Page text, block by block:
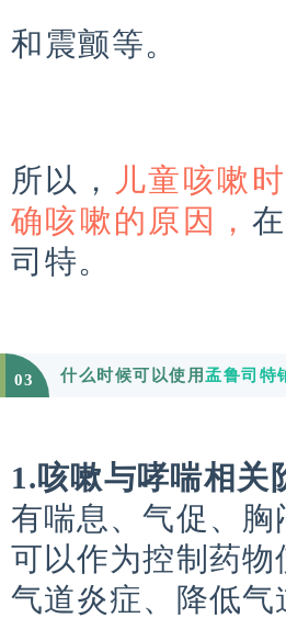
和震颤等。
所以，
儿童咳嗽
确咳嗽的原因，
司特。
03 什么时候可以使用孟鲁司特
1.咳嗽与哮喘相关
有喘息、气促、
可以作为控制药
气道炎症、降低